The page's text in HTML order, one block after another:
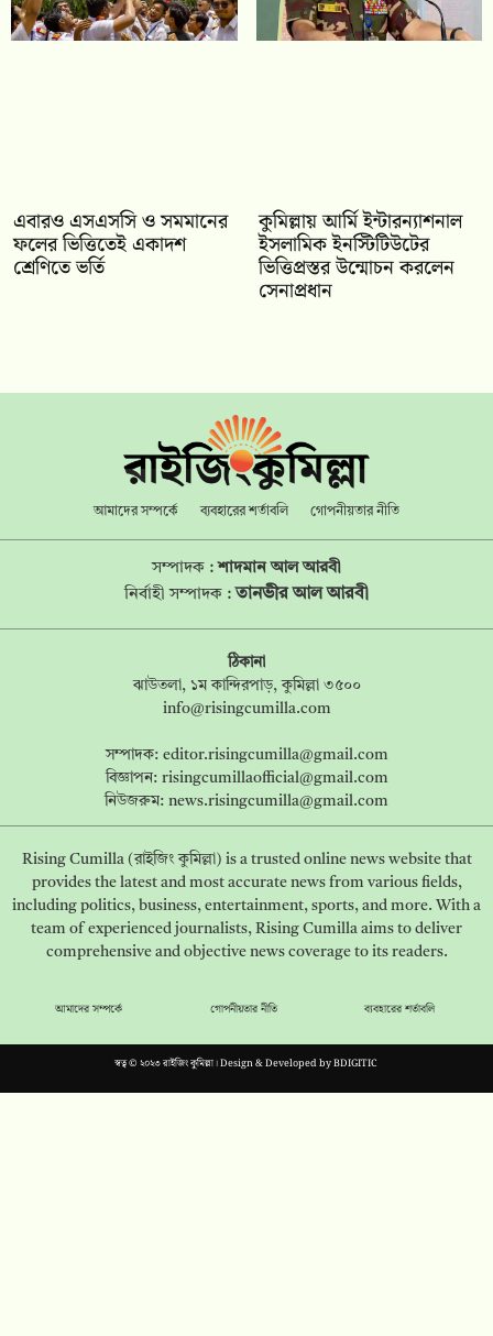
‎এবারও এসএসসি ও সমমানের
ফলের ভিত্তিতেই একাদশ
শ্রেণিতে ভর্তি
কুমিল্লায় আর্মি ইন্টারন্যাশনাল
ইসলামিক ইনস্টিটিউটের
ভিত্তিপ্রস্তর উন্মোচন করলেন
সেনাপ্রধান
আমাদের সম্পর্কে ব্যবহারের শর্তাবলি গোপনীয়তার নীতি
সম্পাদক :শাদমান আল আরবী
নির্বাহী সম্পাদক : তানভীর আল আরবী
ঠিকানা
ঝাউতলা, ১ম কান্দিরপাড়, কুমিল্লা ৩৫০০
info@risingcumilla.com
সম্পাদক: editor.risingcumilla@gmail.com
বিজ্ঞাপন: risingcumillaofficial@gmail.com
নিউজরুম: news.risingcumilla@gmail.com
Rising Cumilla (রাইজিং কুমিল্লা) is a trusted online news website that
provides the latest and most accurate news from various fields,
including politics, business, entertainment, sports, and more. With a
team of experienced journalists, Rising Cumilla aims to deliver
comprehensive and objective news coverage to its readers.
আমাদের সম্পর্কে গোপনীয়তার নীতি ব্যবহারের শর্তাবলি
স্বত্ব © ২০২৩ রাইজিং কুমিল্লা। Design & Developed byBDIGITIC